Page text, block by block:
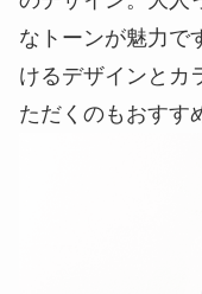
なトーンが魅力で
けるデザインとカ
ただくのもおすす